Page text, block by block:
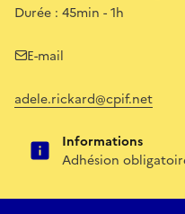
Durée : 45min - 1h
E-mail
adele.rickard@cpif.net
Informations
Adhésion